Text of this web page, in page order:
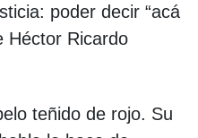
poder decir “acá
Héctor Ricardo
teñido de rojo. Su